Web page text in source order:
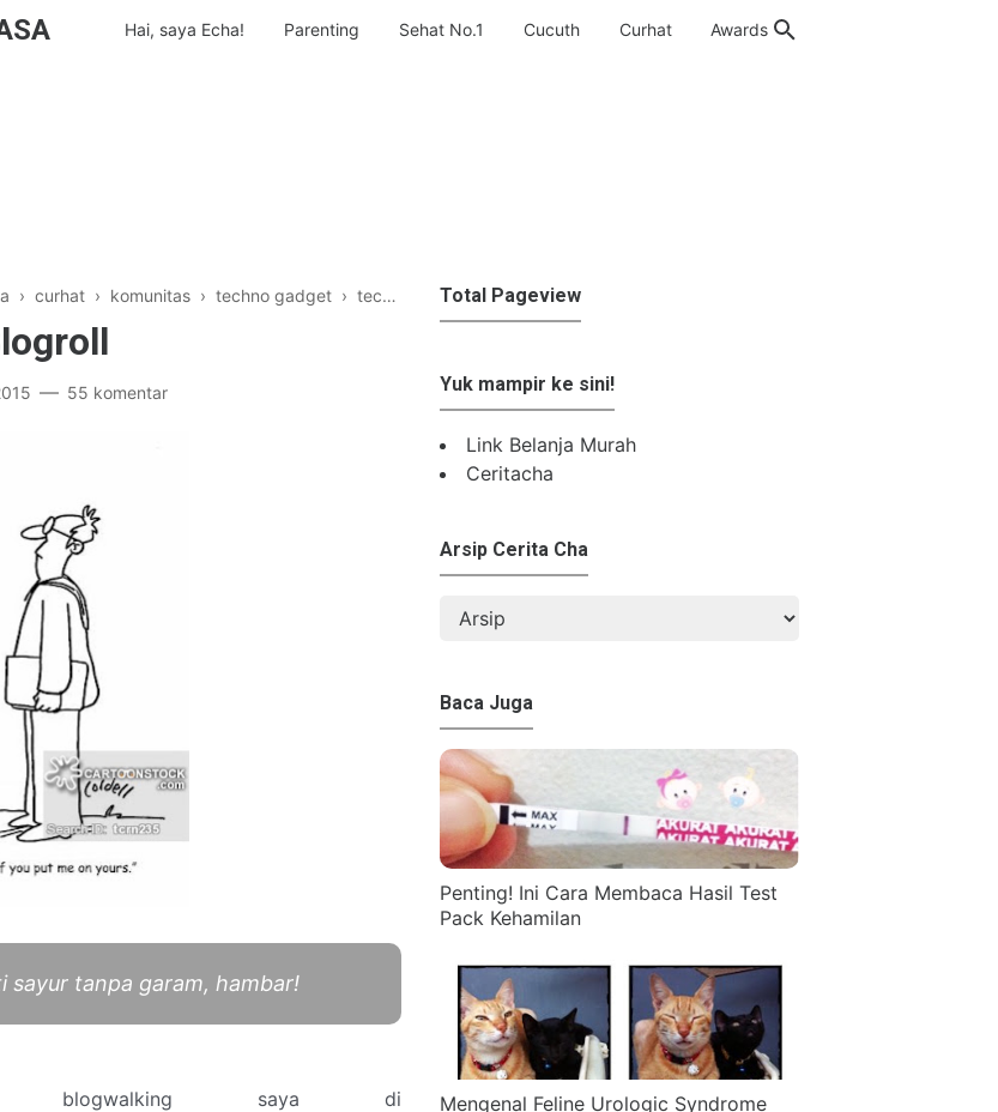
Hai, saya Echa! Parenting Sehat No.1 Cucuth Curhat Awards
› curhat › komunitas › techno gadget › techo gadget › tips blog
55 komentar
tanpa garam, hambar!
blogwalking saya di
Total Pageview
Yuk mampir ke sini!
Link Belanja Murah
Ceritacha
Arsip Cerita Cha
Baca Juga
Penting! Ini Cara Membaca Hasil Test
Pack Kehamilan
Mengenal Feline Urologic Syndrome